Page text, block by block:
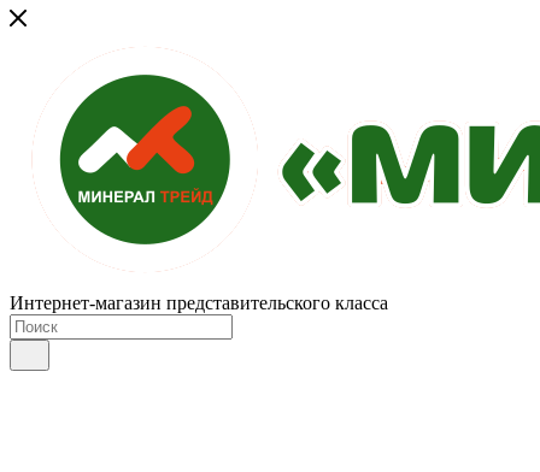
Интернет-магазин представительского класса